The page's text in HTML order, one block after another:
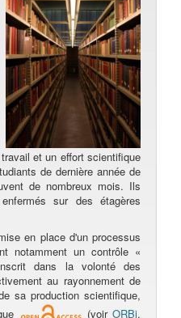
et un effort scientifique
de dernière année de
de nombreux mois. Ils
sur des étagères
en place d'un processus
notamment un contrôle «
dans la volonté des
au rayonnement de
sa production scientifique,
(voirORBi,